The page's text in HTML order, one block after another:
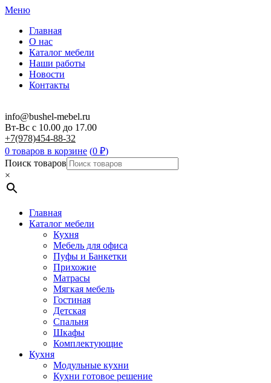
Меню
Главная
О нас
Каталог мебели
Наши работы
Новости
Контакты
info@bushel-mebel.ru
Вт-Вс c 10.00 до 17.00
+7(978)454-88-32
0 товаров в корзине (0 ₽)
Поиск товаров
×
Главная
Каталог мебели
Кухня
Мебель для офиса
Пуфы и Банкетки
Прихожие
Матрасы
Мягкая мебель
Гостиная
Детская
Спальня
Шкафы
Комплектующие
Кухня
Модульные кухни
Кухни готовое решение